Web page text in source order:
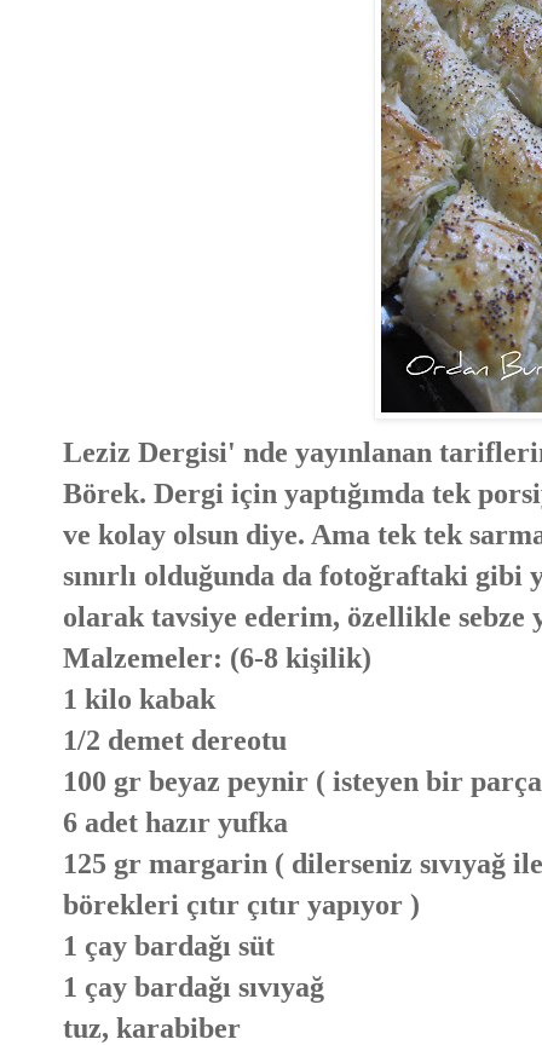
Leziz Dergisi' nde yayınlanan
Börek. Dergi için yaptığımda tek
ve kolay olsun diye. Ama tek tek
sınırlı olduğunda da fotoğraftaki
olarak tavsiye ederim, özellikle
Malzemeler: (6-8 kişilik)
1 kilo kabak
1/2 demet dereotu
100 gr beyaz peynir ( isteyen bir
6 adet hazır yufka
125 gr margarin ( dilerseniz sıvıyağ
börekleri çıtır çıtır yapıyor )
1 çay bardağı süt
1 çay bardağı sıvıyağ
tuz, karabiber